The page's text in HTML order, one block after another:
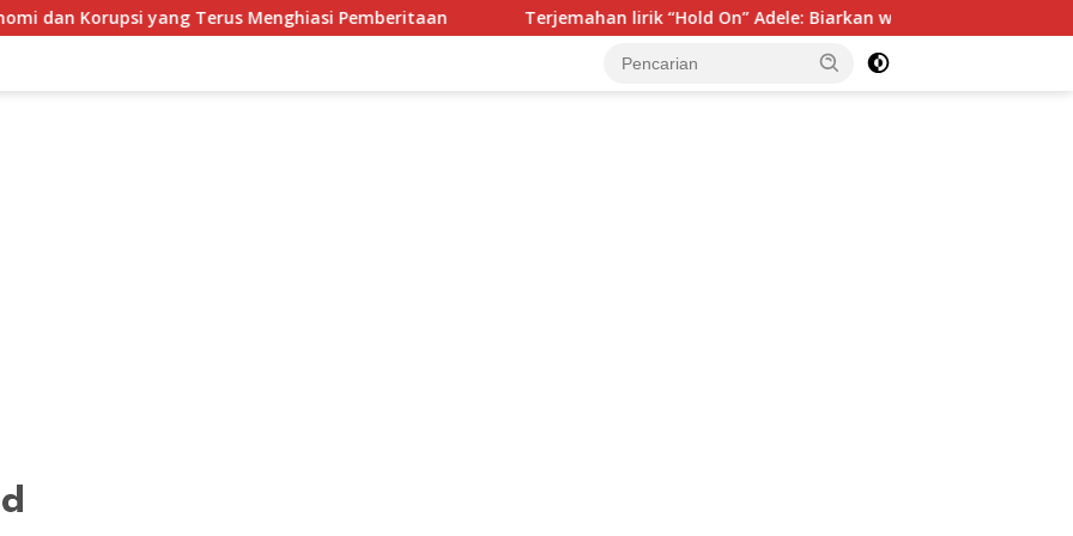
yang Terus Menghiasi Pemberitaan Terjemahan lirik “Hold On” Adele: Biarkan waktu sabar, kau masih kuat